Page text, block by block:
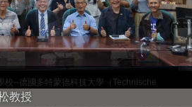
校--德國多特蒙德科技大學（Technische
」
教授